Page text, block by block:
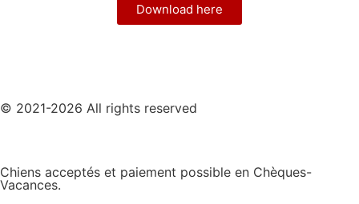
Download here
© 2021-2026 All rights reserved
Chiens acceptés et paiement possible en Chèques-
Vacances.